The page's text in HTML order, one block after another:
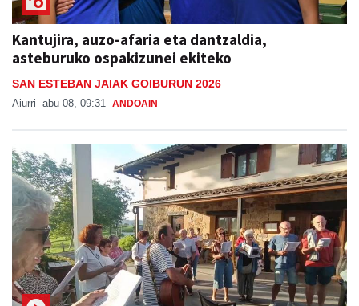
Kantujira, auzo-afaria eta dantzaldia,
asteburuko ospakizunei ekiteko
SAN ESTEBAN JAIAK GOIBURUN 2026
Aiurri abu 08, 09:31 ANDOAIN